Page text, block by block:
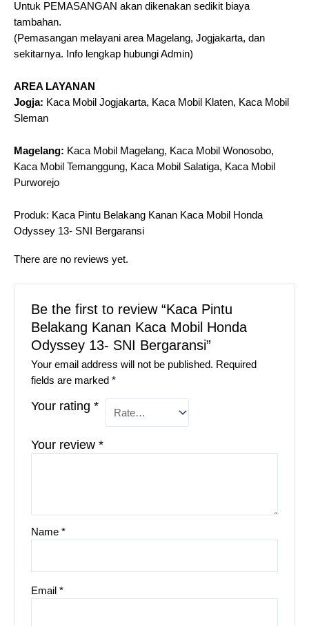
Untuk PEMASANGAN akan dikenakan sedikit biaya
tambahan.
(Pemasangan melayani area Magelang, Jogjakarta, dan
sekitarnya. Info lengkap hubungi Admin)
AREA LAYANAN
Jogja: Kaca Mobil Jogjakarta, Kaca Mobil Klaten, Kaca Mobil
Sleman
Magelang: Kaca Mobil Magelang, Kaca Mobil Wonosobo,
Kaca Mobil Temanggung, Kaca Mobil Salatiga, Kaca Mobil
Purworejo
Produk: Kaca Pintu Belakang Kanan Kaca Mobil Honda
Odyssey 13- SNI Bergaransi
There are no reviews yet.
Be the first to review “Kaca Pintu
Belakang Kanan Kaca Mobil Honda
Odyssey 13- SNI Bergaransi”
Your email address will not be published. Required
fields are marked*
Your rating*
Your review*
Name*
Email*